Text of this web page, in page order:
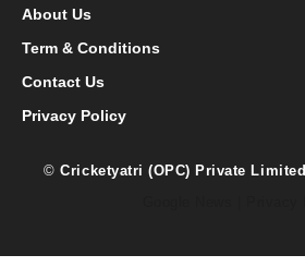
About Us
Term & Conditions
Contact Us
Privacy Policy
©Cricketyatri (OPC) Private Limited